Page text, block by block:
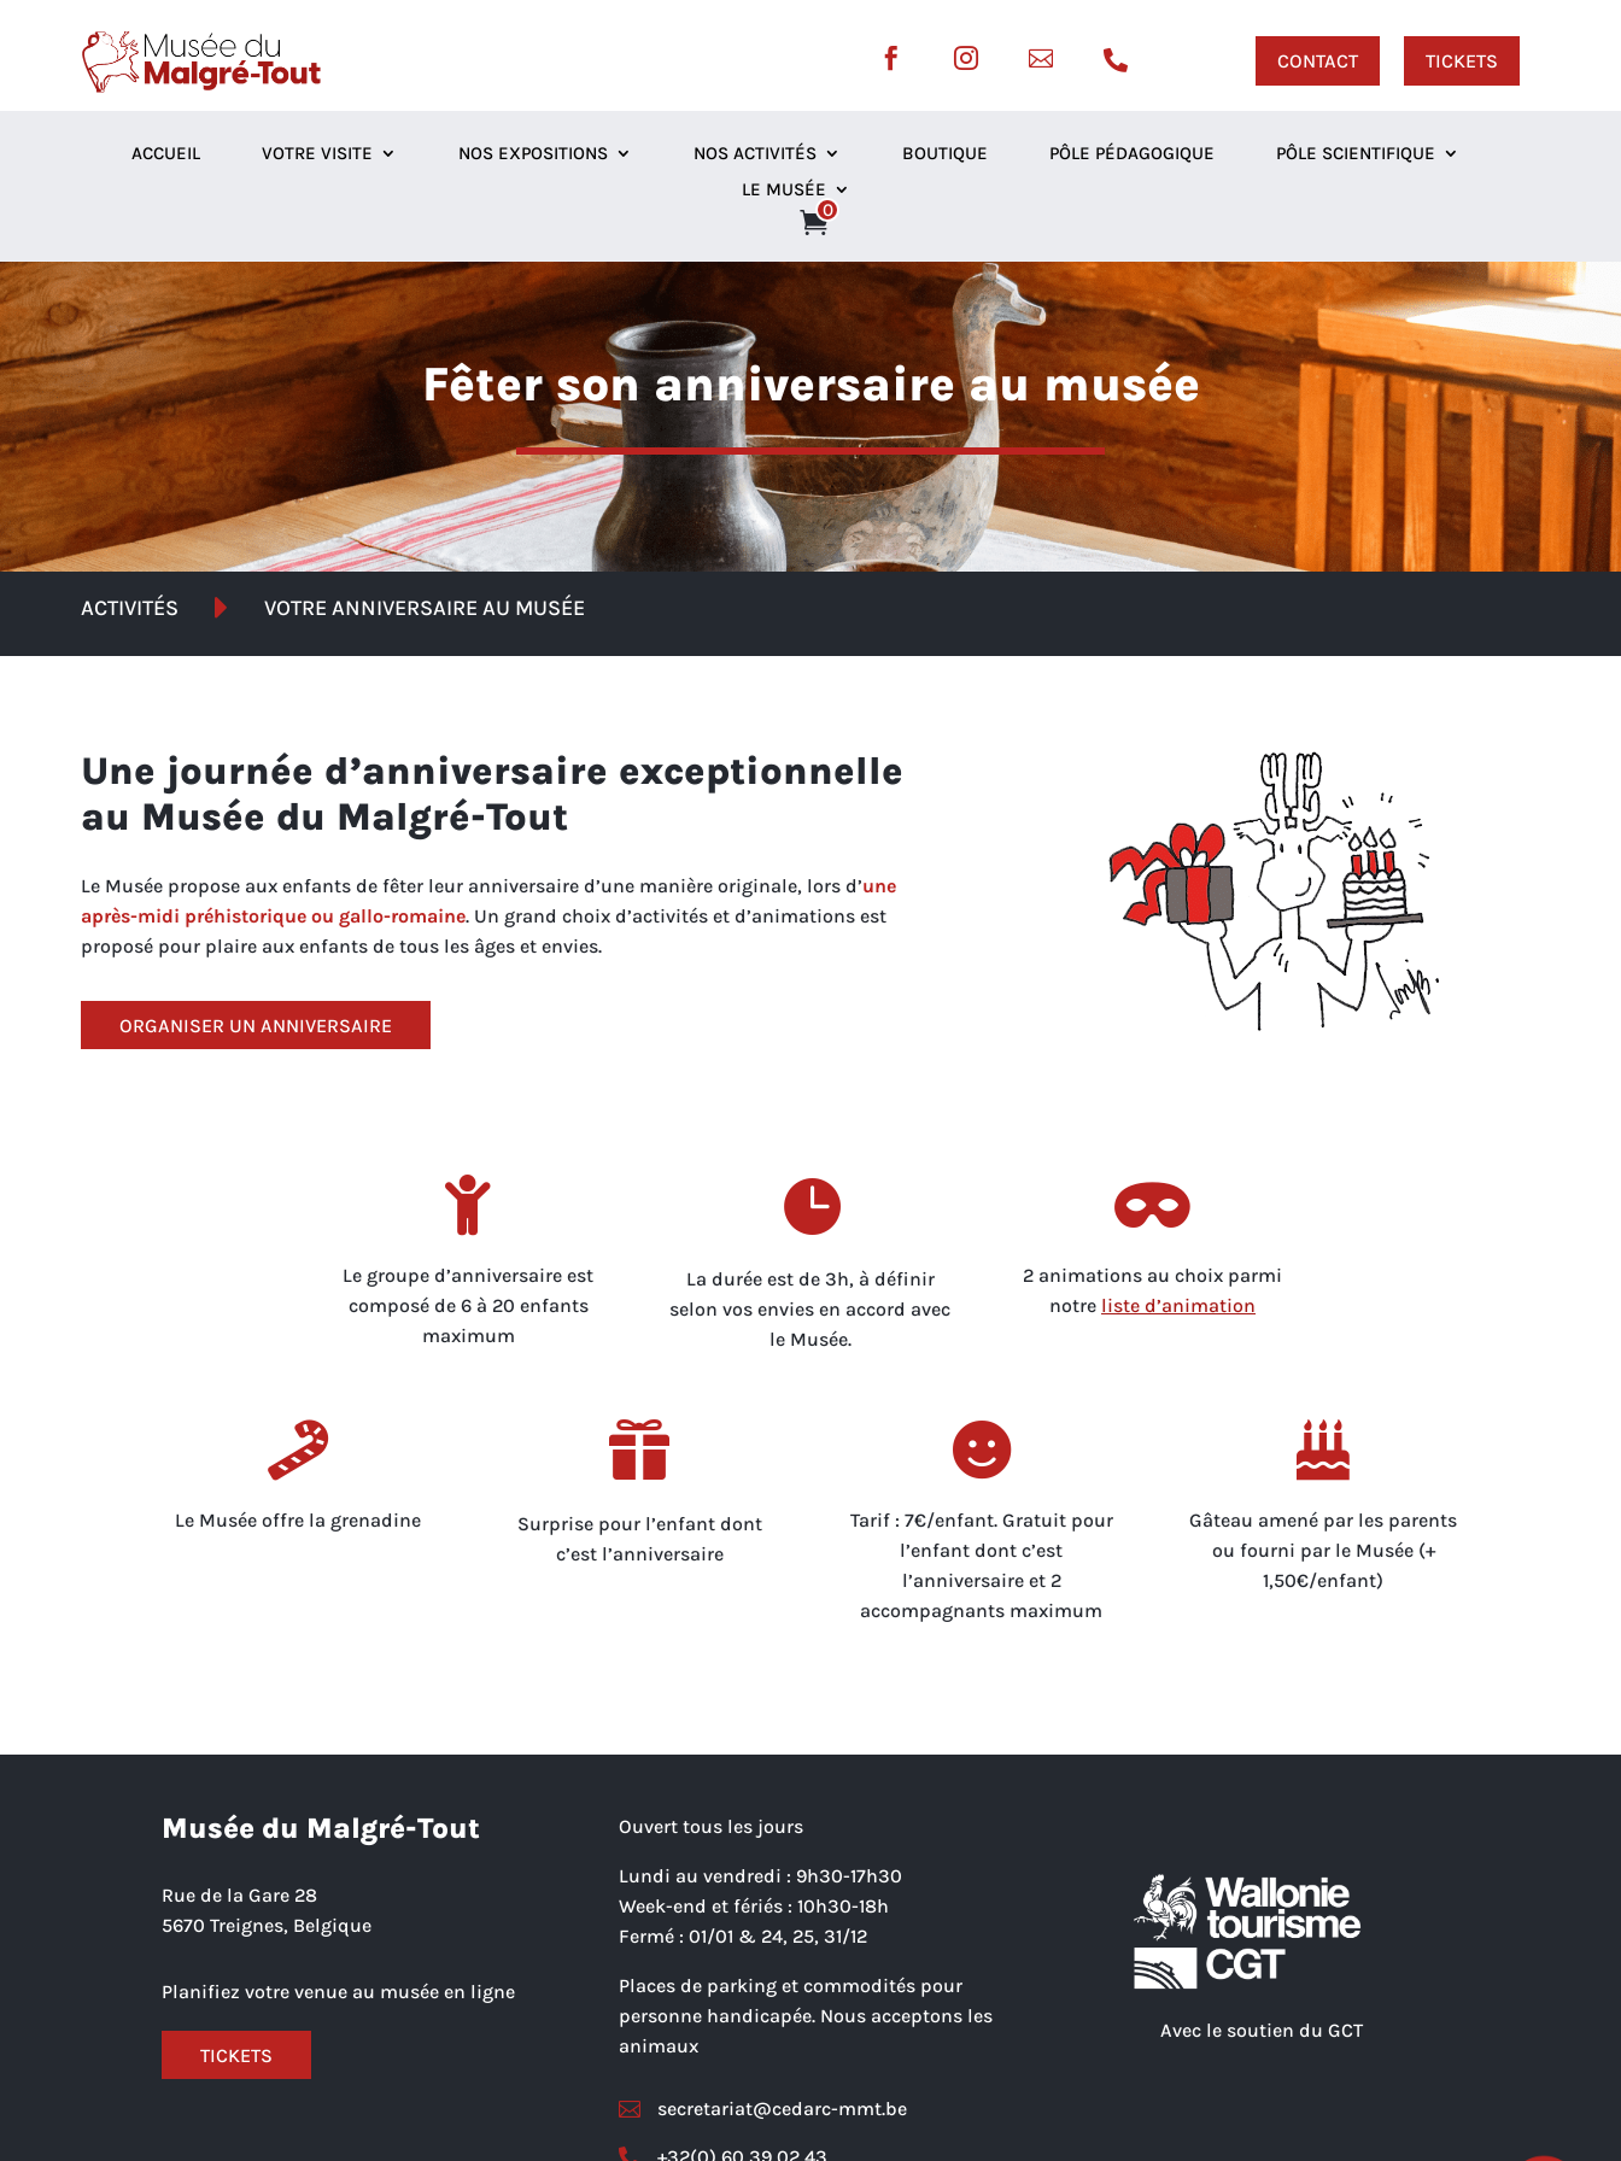
    CONTACT TICKETS
ACCUEIL VOTRE VISITE NOS EXPOSITIONS NOS ACTIVITÉS BOUTIQUE PÔLE PÉDAGOGIQUE
PÔLE SCIENTIFIQUE
LE MUSÉE
0
Fêter son anniversaire au musée
ACTIVITÉS  VOTRE ANNIVERSAIRE AU MUSÉE
Une journée d’anniversaire exceptionnelle
au Musée du Malgré-Tout
Le Musée propose aux enfants de fêter leur anniversaire d’une manière originale, lors d’une
après-midi préhistorique ou gallo-romaine. Un grand choix d’activités et d’animations est
proposé pour plaire aux enfants de tous les âges et envies.
ORGANISER UN ANNIVERSAIRE

Le groupe d’anniversaire est
composé de 6 à 20 enfants
maximum

La durée est de 3h, à définir
selon vos envies en accord avec
le Musée.

2 animations au choix parmi
notre liste d’animation

Le Musée offre la grenadine

Surprise pour l’enfant dont
c’est l’anniversaire

Tarif : 7€/enfant. Gratuit pour
l’enfant dont c’est
l’anniversaire et 2
accompagnants maximum

Gâteau amené par les parents
ou fourni par le Musée (+
1,50€/enfant)
Musée du Malgré-Tout
Rue de la Gare 28
5670 Treignes, Belgique
Planifiez votre venue au musée en ligne
TICKETS
Ouvert tous les jours
Lundi au vendredi : 9h30-17h30
Week-end et fériés : 10h30-18h
Fermé : 01/01 & 24, 25, 31/12
Places de parking et commodités pour
personne handicapée. Nous acceptons les
animaux
 secretariat@cedarc-mmt.be
Avec le soutien du GCT